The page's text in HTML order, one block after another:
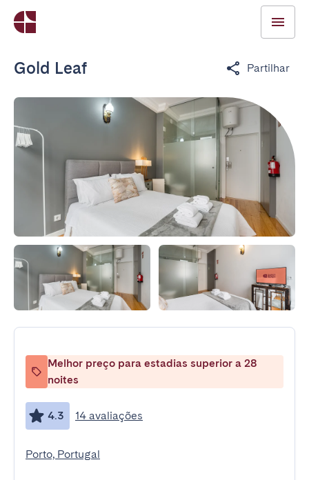
Gold Leaf Partilhar
Melhor preço para estadias superior a 28
noites
4.3 14 avaliações
Porto, Portugal